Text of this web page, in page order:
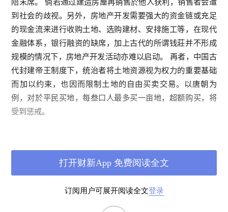
到社会的歧视。另外，房地产开发需要强大的资金链或充足
的现金流来进行收购土地、选购建材、安排施工等，在现代
金融体系，银行融资的缺席，加上古代的所谓钱莊并不形成
规模的情况下，房地产开发活动亦难以启动。
再者，中国古
代封建帝王制度下，统治者将土地资源视为权力的重要基础
而加以约束，也因而限制土地的自由买卖交易。以唐朝为
例，对於平民买地，每叁口人最多买一亩地，超额购买，将
受到惩戒。
与如今的大地产商们的地位有著天壤之别。
当代人能够买起房的一个重要方法就是：按揭。虽然之後需
订阅用户可展开阅读全文登录
打开财新App 免费阅读全文